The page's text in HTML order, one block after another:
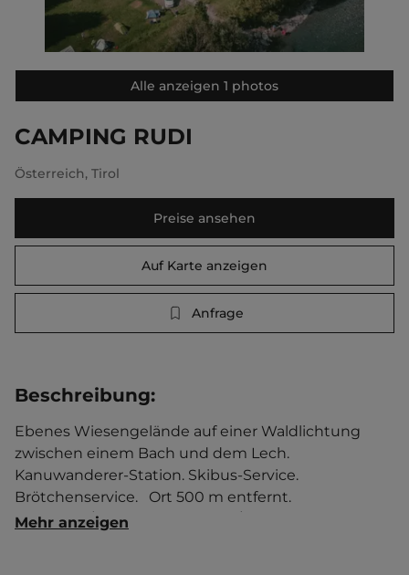
Alle anzeigen 1 photos
CAMPING RUDI
Österreich, Tirol
Preise ansehen
Auf Karte anzeigen
Anfrage
Beschreibung:
Ebenes Wiesengelände auf einer Waldlichtung
zwischen einem Bach und dem Lech.
Kanuwanderer-Station. Skibus-Service.
Brötchenservice.   Ort 500 m entfernt.
Touristen-/Dauerstellplätze 40/10. Mittagsruhe 12-
Mehr anzeigen